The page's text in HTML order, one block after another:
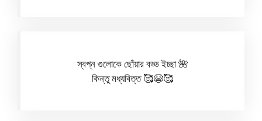
স্বপ্ন গুলোকে ছোঁয়ার বড্ড ইচ্ছা 🌺
কিন্তু মধ্যবিত্ত 🥰😭🥰